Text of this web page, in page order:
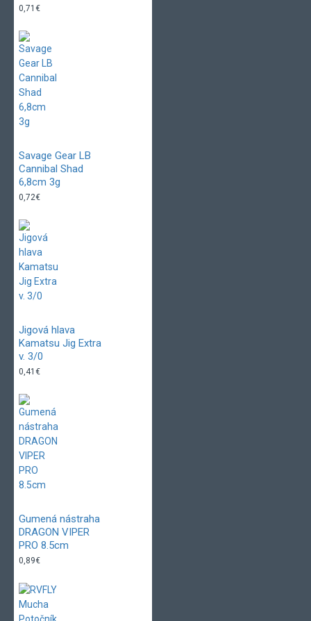
0,71€
Savage Gear LB
Cannibal Shad
6,8cm 3g
0,72€
Jigová hlava
Kamatsu Jig Extra
v. 3/0
0,41€
Gumená nástraha
DRAGON VIPER
PRO 8.5cm
0,89€